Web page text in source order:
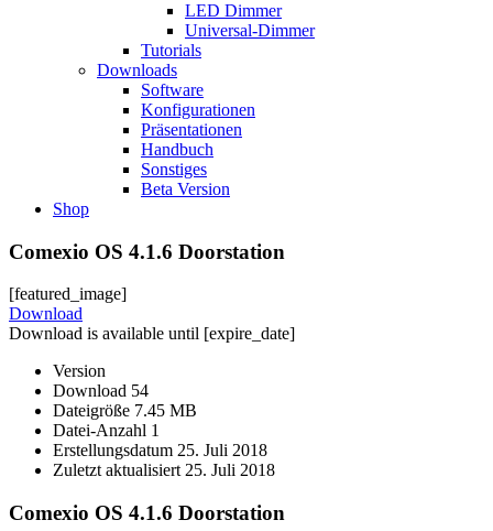
LED Dimmer
Universal-Dimmer
Tutorials
Downloads
Software
Konfigurationen
Präsentationen
Handbuch
Sonstiges
Beta Version
Shop
Comexio OS 4.1.6 Doorstation
[featured_image]
Download
Download is available until [expire_date]
Version
Download 54
Dateigröße 7.45 MB
Datei-Anzahl 1
Erstellungsdatum 25. Juli 2018
Zuletzt aktualisiert25. Juli 2018
Comexio OS 4.1.6 Doorstation